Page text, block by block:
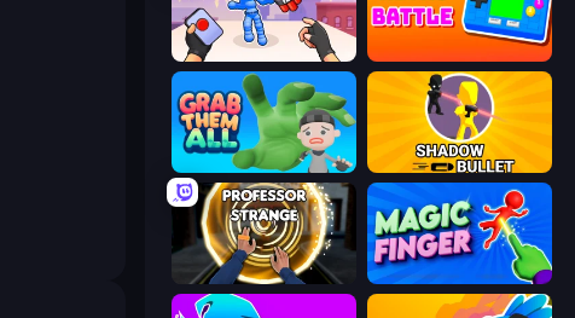
TNT Bomber
Grab Them All Shadow Bullet
Professor Strange Magic Finger 3D